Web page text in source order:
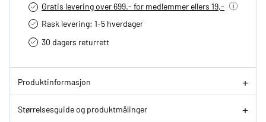
Gratis levering over 699.- for medlemmer ellers 19,-
Rask levering: 1-5 hverdager
30 dagers returrett
Produktinformasjon
Størrelsesguide og produktmålinger